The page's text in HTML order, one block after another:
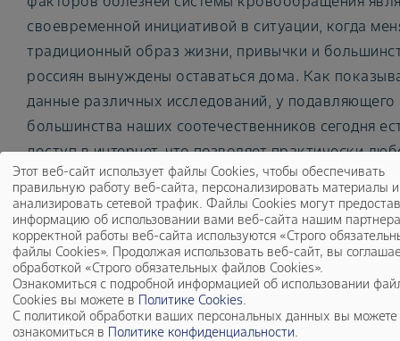
своевременной инициативой в ситуации, когда
традиционный образ жизни, привычки и
россиян вынуждены оставаться дома. Как
данные различных исследований, у подавляющего
большинства наших соотечественников сегодня
доступ в интернет, что позволяет практически
человеку, вне зависимости от региона
пройти тест, определить свой «возраст» сердца и
получить рекомендации, которые он сможет
даже находясь в условиях самоизоляции», —
прокомментировал идею проекта директор по
коммуникациям и связям с государственными и
общественными организациями, Ирина Лаврова.
Этот веб-сайт использует файлы Cookies, чтобы обеспечивать
правильную работу веб-сайта, персонализировать материалы и
анализировать сетевой трафик. Файлы Cookies могут
информацию об использовании вами веб-сайта нашим
корректной работы веб-сайта используются «Строго
файлы Cookies». Продолжая использовать веб-сайт, вы
обработкой «Строго обязательных файлов Cookies».
Ознакомиться с подробной информацией об использовании
Cookies вы можете в Политике Cookies.
С политикой обработки ваших персональных данных вы можете
ознакомиться в Политике конфиденциальности.